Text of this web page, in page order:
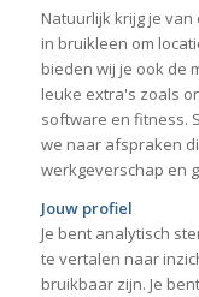
Natuurlijk krijg je
in bruikleen om
bieden wij je ook de
leuke extra's zoals
software en fitness.
we naar afspraken
werkgeverschap en
Jouw profiel
Je bent analytisch
te vertalen naar
bruikbaar zijn. Je